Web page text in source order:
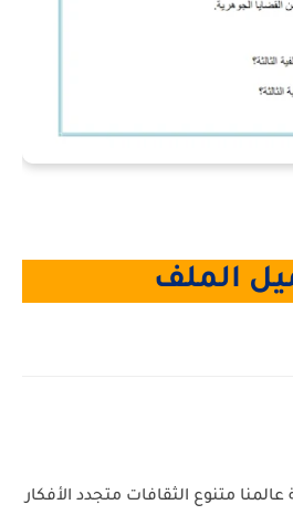
الملف
متنوع الثقافات متجدد الأفكار